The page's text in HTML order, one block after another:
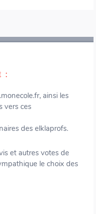
:
ainsi les
vers ces
des elklaprofs.
et autres votes de
le choix des